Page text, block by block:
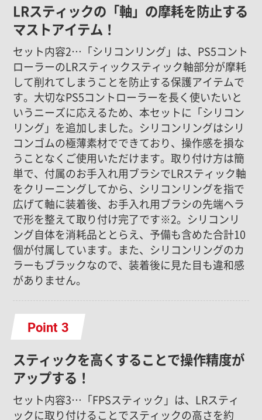
LRスティックの「軸」の摩耗を防止する
マストアイテム！
セット内容2…「シリコンリング」は、PS5コント
ローラーのLRスティックスティック軸部分が摩耗
して削れてしまうことを防止する保護アイテムで
す。大切なPS5コントローラーを長く使いたいと
いうニーズに応えるため、本セットに「シリコン
リング」を追加しました。シリコンリングはシリ
コンゴムの極薄素材でできており、操作感を損な
うことなくご使用いただけます。取り付け方は簡
単で、付属のお手入れ用ブラシでLRスティック軸
をクリーニングしてから、シリコンリングを指で
広げて軸に装着後、お手入れ用ブラシの先端ヘラ
で形を整えて取り付け完了です※2。シリコンリ
ング自体を消耗品ととらえ、予備も含めた合計10
個が付属しています。また、シリコンリングのカ
ラーもブラックなので、装着後に見た目も違和感
がありません。
Point
スティックを高くすることで操作精度が
アップする！
セット内容3…「FPSスティック」は、LRスティ
ックに取り付けることでスティックの高さを約